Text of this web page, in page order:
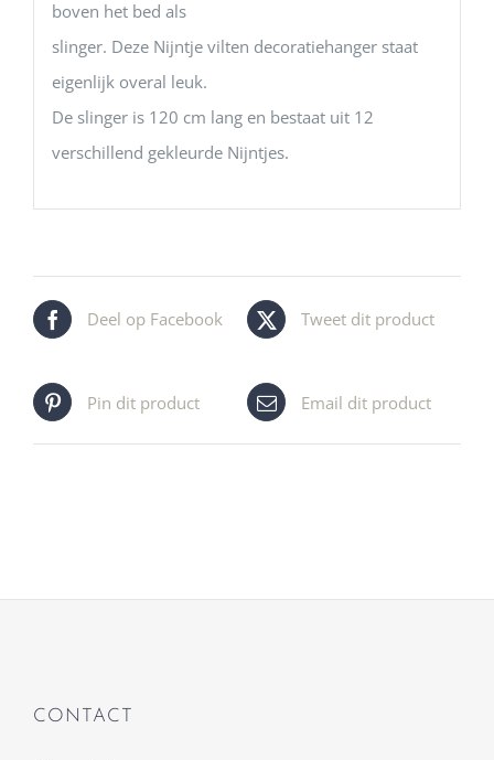
boven het bed als
slinger. Deze Nijntje vilten decoratiehanger staat
eigenlijk overal leuk.
De slinger is 120 cm lang en bestaat uit 12
verschillend gekleurde Nijntjes.
Deel op Facebook Tweet dit product
Pin dit product Email dit product
CONTACT